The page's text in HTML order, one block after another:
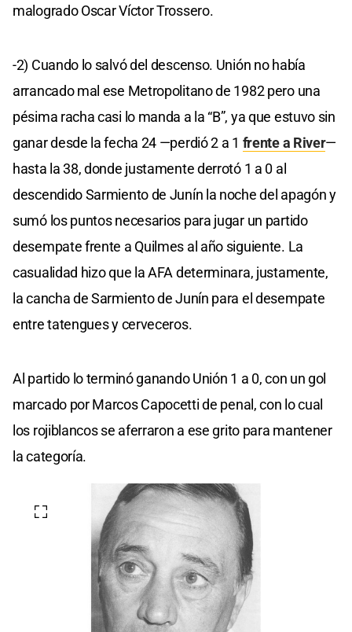
malogrado Oscar Víctor Trossero.
-2) Cuando lo salvó del descenso. Unión no había
arrancado mal ese Metropolitano de 1982 pero una
pésima racha casi lo manda a la “B”, ya que estuvo sin
ganar desde la fecha 24 —perdió 2 a 1 frente a River—
hasta la 38, donde justamente derrotó 1 a 0 al
descendido Sarmiento de Junín la noche del apagón y
sumó los puntos necesarios para jugar un partido
desempate frente a Quilmes al año siguiente. La
casualidad hizo que la AFA determinara, justamente,
la cancha de Sarmiento de Junín para el desempate
entre tatengues y cerveceros.
Al partido lo terminó ganando Unión 1 a 0, con un gol
marcado por Marcos Capocetti de penal, con lo cual
los rojiblancos se aferraron a ese grito para mantener
la categoría.